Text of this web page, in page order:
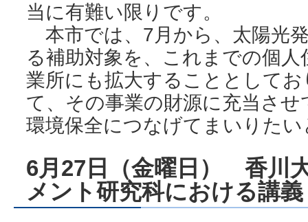
当に有難い限りです。
本市では、7月から、太陽光
る補助対象を、これまでの個
業所にも拡大することとして
て、その事業の財源に充当さ
環境保全につなげてまいりた
6月27日（金曜日） 香川
メント研究科における講義